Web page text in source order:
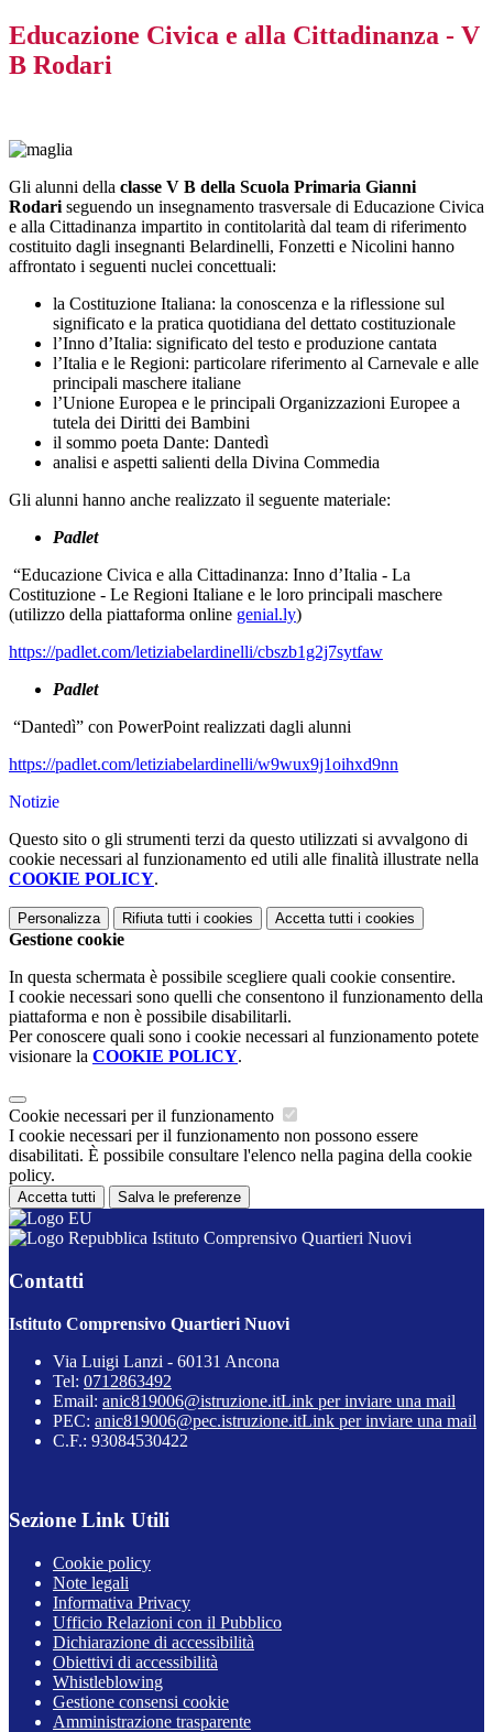
Educazione Civica e alla Cittadinanza - V
B Rodari
Gli alunni della classe V B della Scuola Primaria Gianni
Rodari seguendo un insegnamento trasversale di Educazione Civica
e alla Cittadinanza impartito in contitolarità dal team di riferimento
costituito dagli insegnanti Belardinelli, Fonzetti e Nicolini hanno
affrontato i seguenti nuclei concettuali:
la Costituzione Italiana: la conoscenza e la riflessione sul
significato e la pratica quotidiana del dettato costituzionale
l’Inno d’Italia: significato del testo e produzione cantata
l’Italia e le Regioni: particolare riferimento al Carnevale e alle
principali maschere italiane
l’Unione Europea e le principali Organizzazioni Europee a
tutela dei Diritti dei Bambini
il sommo poeta Dante: Dantedì
analisi e aspetti salienti della Divina Commedia
Gli alunni hanno anche realizzato il seguente materiale:
Padlet
“Educazione Civica e alla Cittadinanza: Inno d’Italia - La
Costituzione - Le Regioni Italiane e le loro principali maschere
(utilizzo della piattaforma online genial.ly)
https://padlet.com/letiziabelardinelli/cbszb1g2j7sytfaw
Padlet
“Dantedì” con PowerPoint realizzati dagli alunni
https://padlet.com/letiziabelardinelli/w9wux9j1oihxd9nn
Notizie
Questo sito o gli strumenti terzi da questo utilizzati si avvalgono di
cookie necessari al funzionamento ed utili alle finalità illustrate nella
COOKIE POLICY.
Personalizza Rifiuta tutti i cookies Accetta tutti i cookies
Gestione cookie
In questa schermata è possibile scegliere quali cookie consentire.
I cookie necessari sono quelli che consentono il funzionamento della
piattaforma e non è possibile disabilitarli.
Per conoscere quali sono i cookie necessari al funzionamento potete
visionare la COOKIE POLICY.
Cookie necessari per il funzionamento
I cookie necessari per il funzionamento non possono essere
disabilitati. È possibile consultare l'elenco nella pagina della cookie
policy.
Accetta tutti Salva le preferenze
Istituto Comprensivo Quartieri Nuovi
Contatti
Istituto Comprensivo Quartieri Nuovi
Via Luigi Lanzi - 60131 Ancona
Tel: 0712863492
Email: anic819006@istruzione.itLink per inviare una mail
PEC: anic819006@pec.istruzione.itLink per inviare una mail
C.F.: 93084530422
Sezione Link Utili
Cookie policy
Note legali
Informativa Privacy
Ufficio Relazioni con il Pubblico
Dichiarazione di accessibilità
Obiettivi di accessibilità
Whistleblowing
Gestione consensi cookie
Amministrazione trasparente